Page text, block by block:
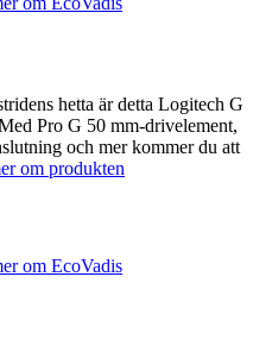
hetta är detta Logitech G
Pro G 50 mm-drivelement,
och mer kommer du att
om produkten
om EcoVadis